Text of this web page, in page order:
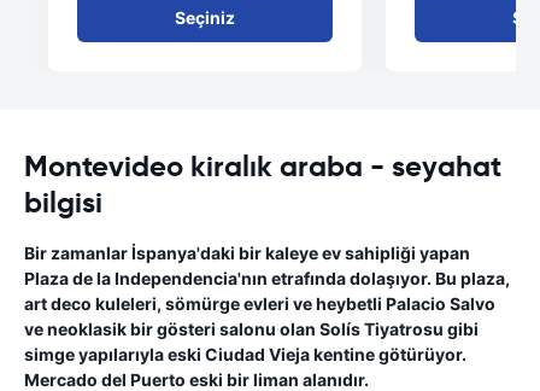
Seçiniz
Montevideo kiralık araba - seyahat
bilgisi
Bir zamanlar İspanya'daki bir kaleye ev sahipliği yapan
Plaza de la Independencia'nın etrafında dolaşıyor. Bu plaza,
art deco kuleleri, sömürge evleri ve heybetli Palacio Salvo
ve neoklasik bir gösteri salonu olan Solís Tiyatrosu gibi
simge yapılarıyla eski Ciudad Vieja kentine götürüyor.
Mercado del Puerto eski bir liman alanıdır.